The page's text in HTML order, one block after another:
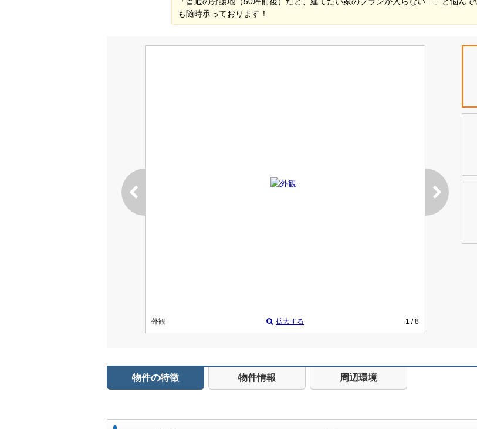
も随時承っております！
外観 拡大する 1 / 8
物件の特徴 物件情報 周辺環境